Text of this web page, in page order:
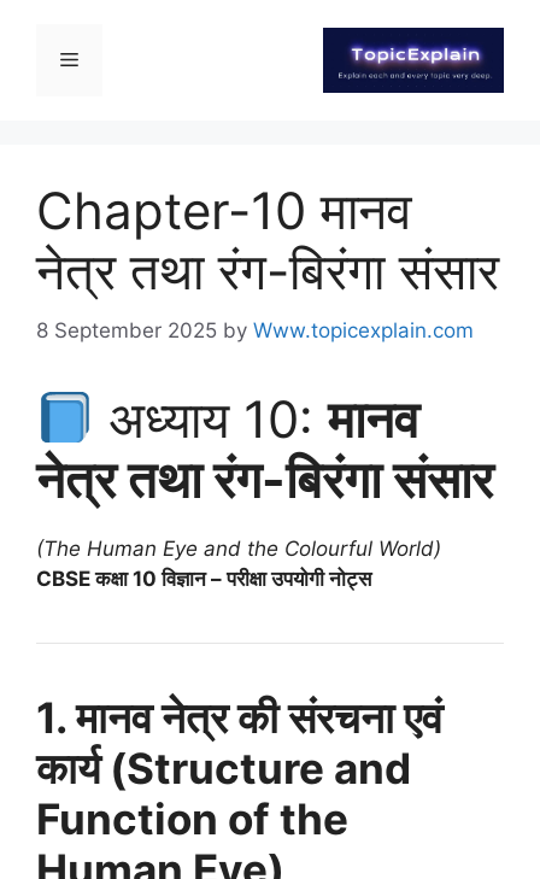
Chapter-10 मानव
नेत्र तथा रंग-बिरंगा संसार
8 September 2025 by Www.topicexplain.com
अध्याय 10:मानव
नेत्र तथा रंग-बिरंगा संसार
(The Human Eye and the Colourful World)
CBSE कक्षा 10 विज्ञान – परीक्षा उपयोगी नोट्स
1. मानव नेत्र की संरचना एवं
कार्य (Structure and
Function of the
Human Eye)